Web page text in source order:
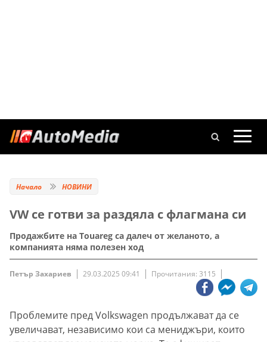
Начало НОВИНИ
VW се готви за раздяла с флагмана си
Продажбите на Touareg са далеч от желаното, а
компанията няма полезен ход
Петър Захариев 29.03.2025 09:41 Прочитания: 3115
Проблемите пред Volkswagen продължават да се
увеличават, независимо кои са мениджъри, които